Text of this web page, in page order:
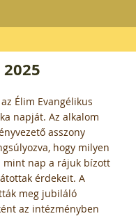
Élim Evangélikus
napját. Az alkalom
asszony
hogy milyen
mint nap a rájuk bízott
érdekeit. A
meg jubiláló
az intézményben